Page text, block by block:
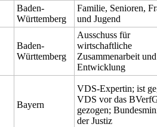
Baden-
Württemberg
Familie, Senioren,
und Jugend
Baden-
Württemberg
Ausschuss für
wirtschaftliche
Zusammenarbeit und
Entwicklung
Bayern
VDS-Expertin; ist
VDS vor das
gezogen;
der Justiz